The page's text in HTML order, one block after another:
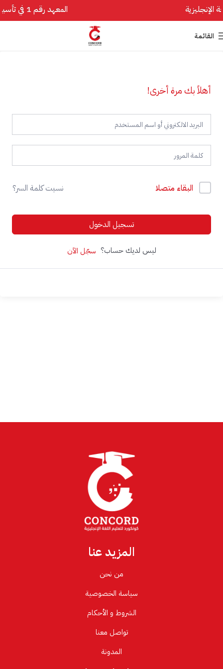
المعهد رقم 1 في تأسيس اللغة الإنجليزية
القائمة
أهلاً بك مرة أخرى!
البقاء متصلا نسيت كلمة السر؟
تسجيل الدخول
ليس لديك حساب؟ سجّل الآن
المزيد عنا
من نحن
سياسة الخصوصية
الشروط و الأحكام
تواصل معنا
المدونة